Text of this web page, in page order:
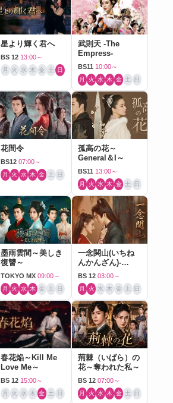
星より輝く君へ
BS 12 13:00～
月 火 水 木 金 土 日
武則天 -The
Empress-
BS11 10:00～
月 火 水 木 金 土 日
花間令
BS12 07:00～
月 火 水 木 金 土 日
孤高の花～
General＆I～
BS11 13:00～
月 火 水 木 金 土 日
墨雨雲間～美しき
復讐～
TOKYO MX 09:00～
月 火 水 木 金 土 日
一念関山(いちね
んかんざん)-
Journey to Love-
BS 12 03:00～
月 火 水 木 金 土 日
春花焔～Kill Me
Love Me～
BS 12 15:00～
月 火 水 木 金 土 日
荊棘（いばら）の
花～奪われた私～
BS 12 07:00～
月 火 水 木 金 土 日